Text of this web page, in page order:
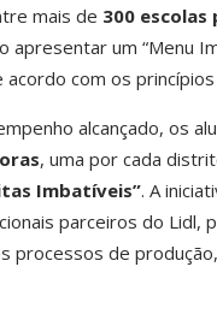
mais de 300
apresentar um “Menu
com os
alcançado, os
, uma por cada
Imbatíveis”. A
parceiros do Lidl,
processos de